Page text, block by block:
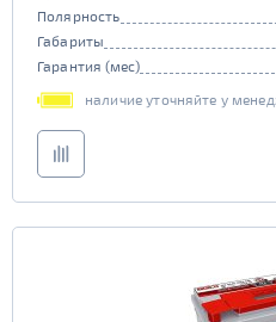
Полярность
Габариты
Гарантия (мес)
наличие уточняйте у